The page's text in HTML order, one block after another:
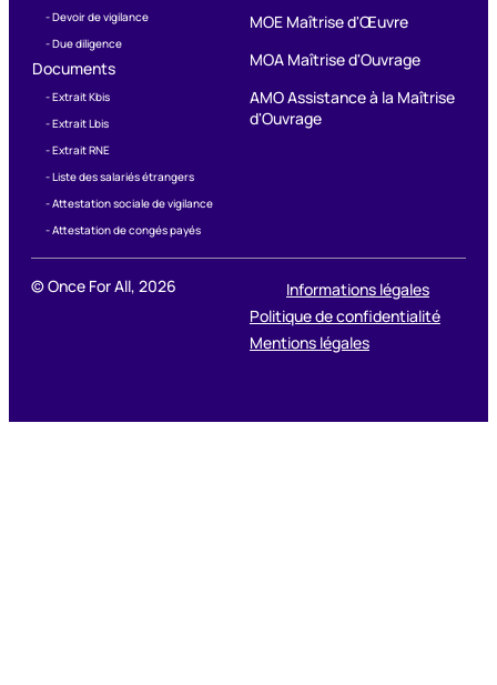
- Devoir de vigilance
- Due diligence
Documents
- Extrait Kbis
- Extrait Lbis
- Extrait RNE
- Liste des salariés étrangers
- Attestation sociale de vigilance
- Attestation de congés payés
MOE Maîtrise d'Œuvre
MOA Maîtrise d'Ouvrage
AMO Assistance à la Maîtrise
d'Ouvrage
© Once For All, 2026
Informations légales
Politique de confidentialité
Mentions légales